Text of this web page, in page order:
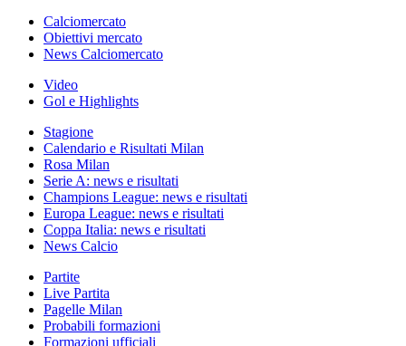
Calciomercato
Obiettivi mercato
News Calciomercato
Video
Gol e Highlights
Stagione
Calendario e Risultati Milan
Rosa Milan
Serie A: news e risultati
Champions League: news e risultati
Europa League: news e risultati
Coppa Italia: news e risultati
News Calcio
Partite
Live Partita
Pagelle Milan
Probabili formazioni
Formazioni ufficiali